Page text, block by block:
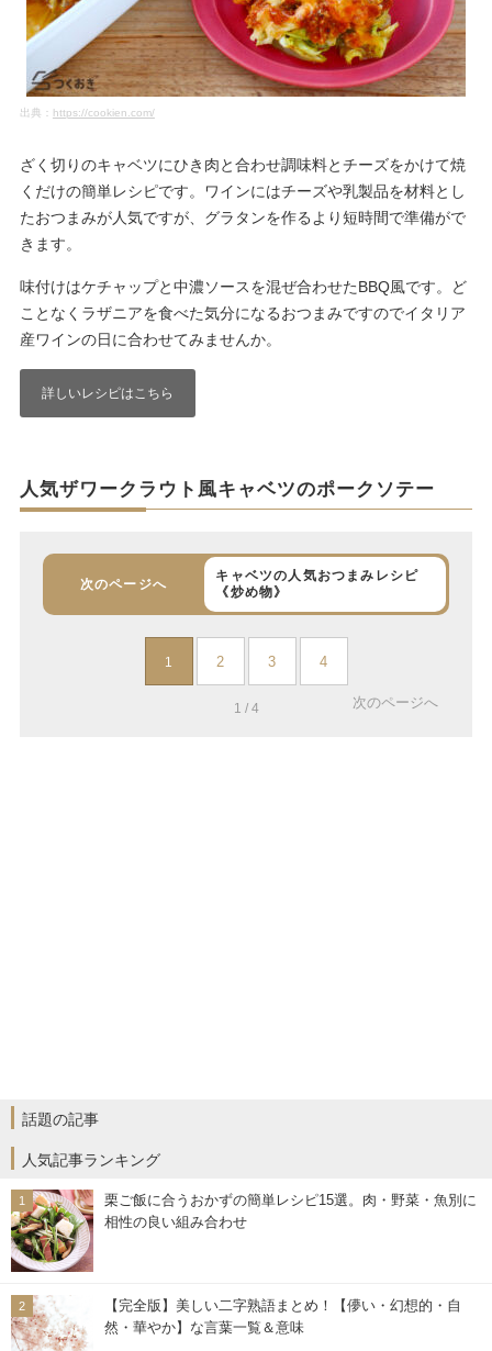
出典： https://cookien.com/
ざく切りのキャベツにひき肉と合わせ調味料とチーズをかけて焼
くだけの簡単レシピです。ワインにはチーズや乳製品を材料とし
たおつまみが人気ですが、グラタンを作るより短時間で準備がで
きます。
味付けはケチャップと中濃ソースを混ぜ合わせたBBQ風です。ど
ことなくラザニアを食べた気分になるおつまみですのでイタリア
産ワインの日に合わせてみませんか。
詳しいレシピはこちら
人気ザワークラウト風キャベツのポークソテー
次のページへ
キャベツの人気おつまみレシピ
《炒め物》
1 2 3 4
1 / 4 次のページへ
話題の記事
人気記事ランキング
栗ご飯に合うおかずの簡単レシピ15選。肉・野菜・魚別に
相性の良い組み合わせ
【完全版】美しい二字熟語まとめ！【儚い・幻想的・自
然・華やか】な言葉一覧＆意味